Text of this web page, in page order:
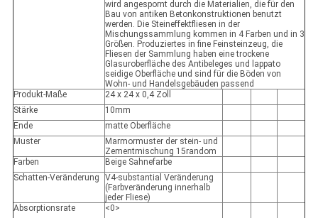
wird angespornt durch die Materialien, die für den
Bau von antiken Betonkonstruktionen benutzt
werden. Die Steineffektfliesen in der
Mischungssammlung kommen in 4 Farben und in 3
Größen. Produziertes in fine Feinsteinzeug, die
Fliesen der Sammlung haben eine trockene
Glasuroberfläche des Antibeleges und lappato
seidige Oberfläche und sind für die Böden von
Wohn- und Handelsgebäuden passend
Produkt-Maße
24 x 24 x 0,4 Zoll
Stärke
10mm
Ende
matte Oberfläche
Muster
Marmormuster der stein- und
Zementmischung 15random
Farben
Beige Sahnefarbe
Schatten-Veränderung
V4-substantial Veränderung
(Farbveränderung innerhalb
jeder Fliese)
Absorptionsrate
<0>